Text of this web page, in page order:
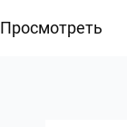
Просмотреть